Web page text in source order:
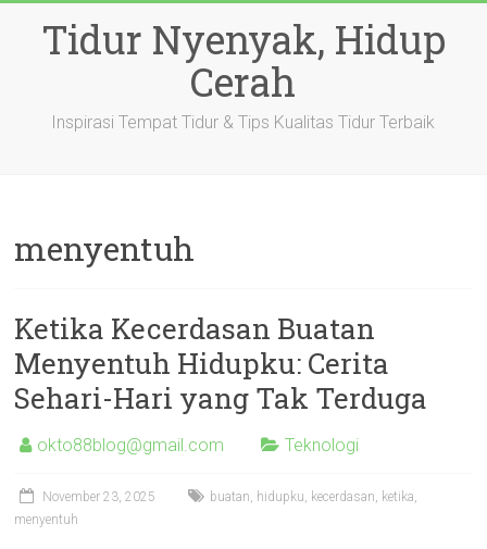
contentTidur Nyenyak, Hidup
Cerah
Inspirasi Tempat Tidur & Tips Kualitas Tidur Terbaik
menyentuh
Ketika Kecerdasan Buatan
Menyentuh Hidupku: Cerita
Sehari-Hari yang Tak Terduga
okto88blog@gmail.com Teknologi
November 23, 2025 buatan, hidupku, kecerdasan, ketika,
menyentuh